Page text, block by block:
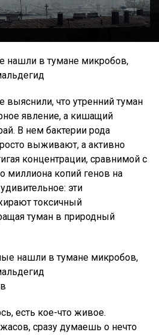
нашли в тумане микробов,
выяснили, что утренний туман
явление, а кишащий
В нем бактерии рода
выживают, а активно
концентрации, сравнимой с
миллиона копий генов на
эти
токсичный
туман в природный
есть кое-что живое.
сразу думаешь о нечто